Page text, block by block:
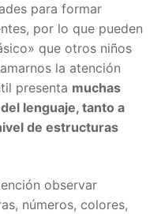
para formar
por lo que pueden
que otros niños
la atención
presenta muchas
lenguaje, tanto a
de estructuras
observar
números, colores,